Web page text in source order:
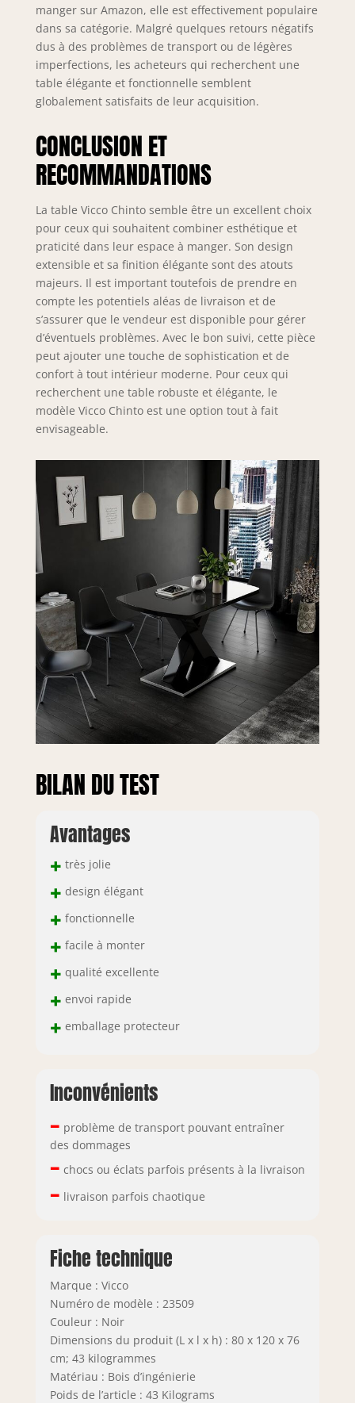
manger sur Amazon, elle est effectivement populaire
dans sa catégorie. Malgré quelques retours négatifs
dus à des problèmes de transport ou de légères
imperfections, les acheteurs qui recherchent une
table élégante et fonctionnelle semblent
globalement satisfaits de leur acquisition.
CONCLUSION ET
RECOMMANDATIONS
La table Vicco Chinto semble être un excellent choix
pour ceux qui souhaitent combiner esthétique et
praticité dans leur espace à manger. Son design
extensible et sa finition élégante sont des atouts
majeurs. Il est important toutefois de prendre en
compte les potentiels aléas de livraison et de
s’assurer que le vendeur est disponible pour gérer
d’éventuels problèmes. Avec le bon suivi, cette pièce
peut ajouter une touche de sophistication et de
confort à tout intérieur moderne. Pour ceux qui
recherchent une table robuste et élégante, le
modèle Vicco Chinto est une option tout à fait
envisageable.
BILAN DU TEST
Avantages
+ très jolie
+ design élégant
+ fonctionnelle
+ facile à monter
+ qualité excellente
+ envoi rapide
+ emballage protecteur
Inconvénients
– problème de transport pouvant entraîner
des dommages
– chocs ou éclats parfois présents à la livraison
– livraison parfois chaotique
Fiche technique
Marque : Vicco
Numéro de modèle : 23509
Couleur : Noir
Dimensions du produit (L x l x h) : 80 x 120 x 76
cm; 43 kilogrammes
Matériau : Bois d’ingénierie
Poids de l’article : 43 Kilograms